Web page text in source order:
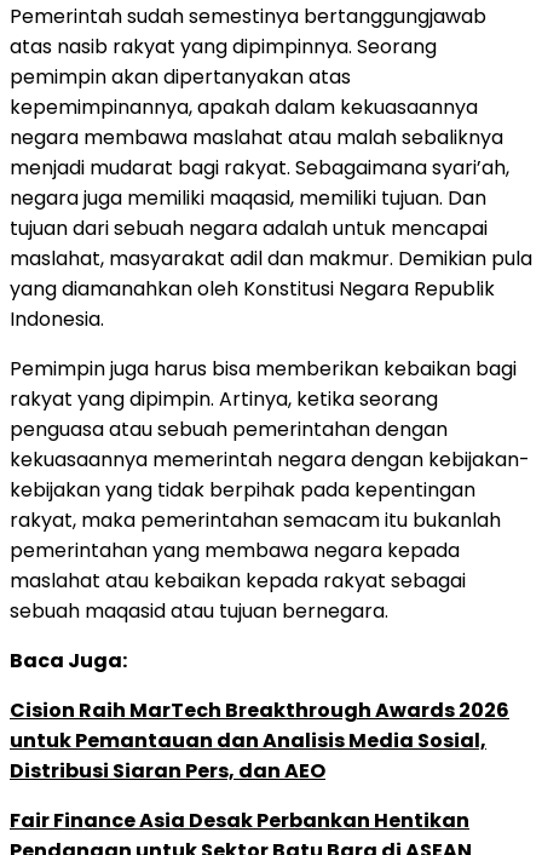
Pemerintah sudah semestinya bertanggungjawab
atas nasib rakyat yang dipimpinnya. Seorang
pemimpin akan dipertanyakan atas
kepemimpinannya, apakah dalam kekuasaannya
negara membawa maslahat atau malah sebaliknya
menjadi mudarat bagi rakyat. Sebagaimana syari’ah,
negara juga memiliki maqasid, memiliki tujuan. Dan
tujuan dari sebuah negara adalah untuk mencapai
maslahat, masyarakat adil dan makmur. Demikian pula
yang diamanahkan oleh Konstitusi Negara Republik
Indonesia.
Pemimpin juga harus bisa memberikan kebaikan bagi
rakyat yang dipimpin. Artinya, ketika seorang
penguasa atau sebuah pemerintahan dengan
kekuasaannya memerintah negara dengan kebijakan-
kebijakan yang tidak berpihak pada kepentingan
rakyat, maka pemerintahan semacam itu bukanlah
pemerintahan yang membawa negara kepada
maslahat atau kebaikan kepada rakyat sebagai
sebuah maqasid atau tujuan bernegara.
Baca Juga:
Cision Raih MarTech Breakthrough Awards 2026
untuk Pemantauan dan Analisis Media Sosial,
Distribusi Siaran Pers, dan AEO
Fair Finance Asia Desak Perbankan Hentikan